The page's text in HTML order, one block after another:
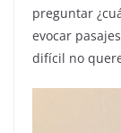
preguntar
evocar
difícil no